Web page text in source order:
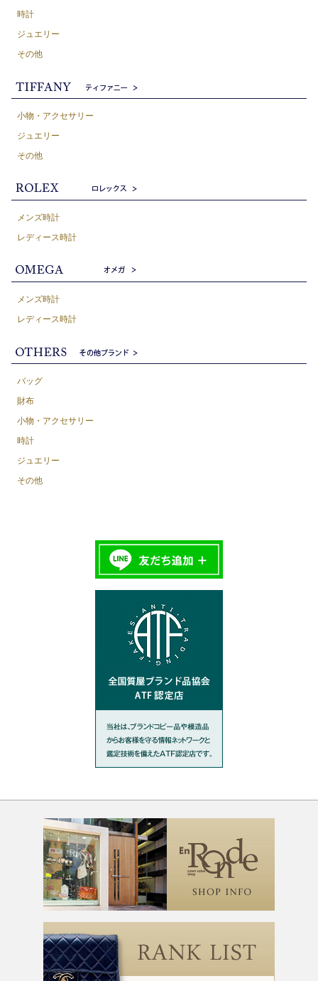
時計
ジュエリー
その他
小物・アクセサリー
ジュエリー
その他
メンズ時計
レディース時計
メンズ時計
レディース時計
バッグ
財布
小物・アクセサリー
時計
ジュエリー
その他